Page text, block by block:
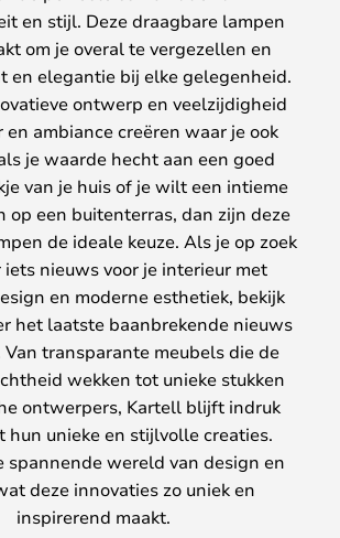
en stijl. Deze draagbare lampen
om je overal te vergezellen en
en elegantie bij elke gelegenheid.
ontwerp en veelzijdigheid
en ambiance creëren waar je ook
je waarde hecht aan een goed
van je huis of je wilt een intieme
op een buitenterras, dan zijn deze
de ideale keuze. Als je op zoek
nieuws voor je interieur met
en moderne esthetiek, bekijk
het laatste baanbrekende nieuws
transparante meubels die de
wekken tot unieke stukken
ontwerpers, Kartell blijft indruk
hun unieke en stijlvolle creaties.
spannende wereld van design en
deze innovaties zo uniek en
inspirerend maakt.